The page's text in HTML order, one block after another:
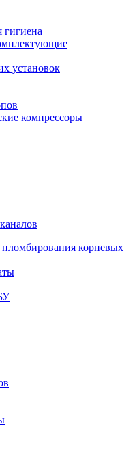
гигиена
установок
компрессоры
корневых